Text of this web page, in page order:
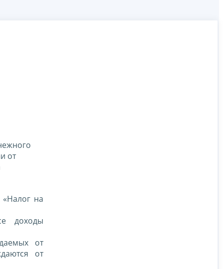
от
на
доходы
от
от